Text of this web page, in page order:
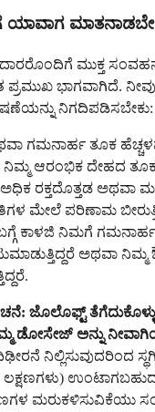
ಯಾವಾಗ
ಮುಕ್ತ
ಭಾಗವಾಗಿದೆ.
ನಿಗದಿಪಡಿಸಬೇಕು:
ಗಮನಾರ್ಹ ತೂಕ
ಆರಂಭಿಕ ದೇಹದ ತೂಕದ
ಅಧಿಕ ರಕ್ತದೊತ್ತಡ
ಮೇಲೆ ಪರಿಣಾಮ
ಕಾಳಜಿ ನಿಮಗೆ ಗಮನಾರ್ಹ
ಅಥವಾ
ಜೊಲೊಫ್ಟ್
ಡೋಸೇಜ್ ಅನ್ನು
ನಿಲ್ಲಿಸುವುದರಿಂದ
ಉಂಟಾಗಬಹುದು
ಮರುಕಳಿಸುವಿಕೆಯು